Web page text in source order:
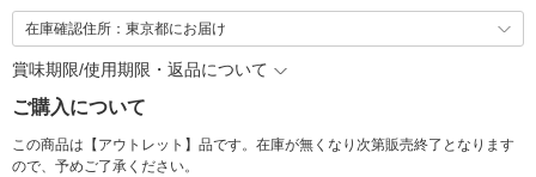
在庫確認住所：東京都にお届け
賞味期限/使用期限・返品について
ご購入について
この商品は【アウトレット】品です。在庫が無くなり次第販売終了となります
ので、予めご了承ください。